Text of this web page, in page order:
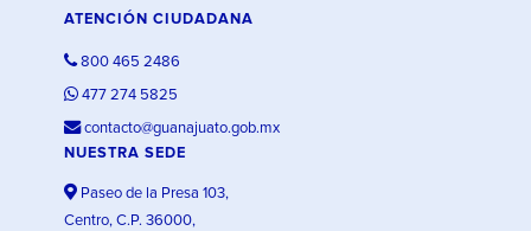
ATENCIÓN CIUDADANA
800 465 2486
477 274 5825
contacto@guanajuato.gob.mx
NUESTRA SEDE
Paseo de la Presa 103,
Centro, C.P. 36000,